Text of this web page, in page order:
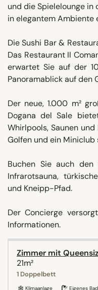
und die Spielelounge in
in elegantem Ambiente
Die Sushi Bar &
Das Restaurant Il
erwartet Sie auf der
Panoramablick auf den
Der neue, 1.000 m²
Dogana del Sale
Whirlpools, Saunen
Golfen und ein Miniclub
Buchen Sie auch den
Infrarotsauna,
und Kneipp-Pfad.
Der Concierge
Informationen.
Zimmer mit
21m²
1 Doppelbett
Klimaanlage Eigenes